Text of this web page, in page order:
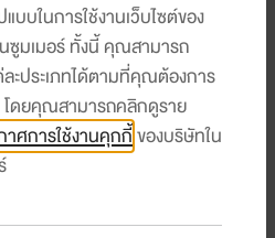
งสุด x4* ณ ร้านค้าที่
ณ ร้านค้าที่ร่วมรายการ ที่
ทศ
บบในการใช้งานเว็บไซต์ของ
ซูมเมอร์ ทั้งนี้ คุณสามารถ
ะประเภทได้ตามที่คุณต้องการ
โดยคุณสามารถคลิกดูราย
าศการใช้งานคุกกี้ของบริษัทใน